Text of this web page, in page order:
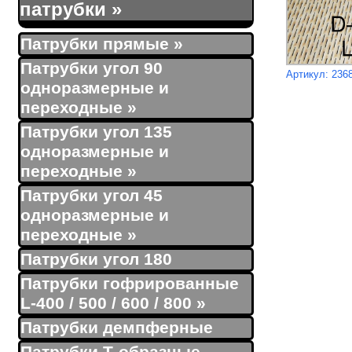
патрубки »
Патрубки прямые »
Патрубки угол 90
одноразмерные и
переходные »
Патрубки угол 135
одноразмерные и
переходные »
Патрубки угол 45
одноразмерные и
переходные »
Патрубки угол 180
Патрубки гофрированные
L-400 / 500 / 600 / 800 »
Патрубки демпферные
Артикул: